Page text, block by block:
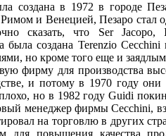
создана в 1972 в городе
и Венецией, Пезаро стал
сказать, что Ser
была создана Terenzio
но кроме того еще и
фирму для производства
и потому в 1970 году они
но в 1982 году Guidi
менеджер фирмы Cecchini,
на торговлю в других